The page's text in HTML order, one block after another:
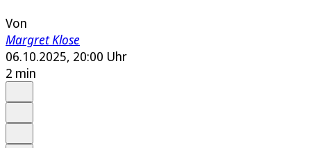
Von
Margret Klose
06.10.2025, 20:00 Uhr
2 min